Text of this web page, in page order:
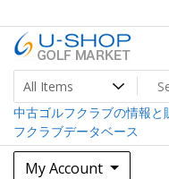
to
content
U-SHOP
中古ゴルフクラブ最大級
中古ゴルフクラブの情報
フクラブデータベース
My Account